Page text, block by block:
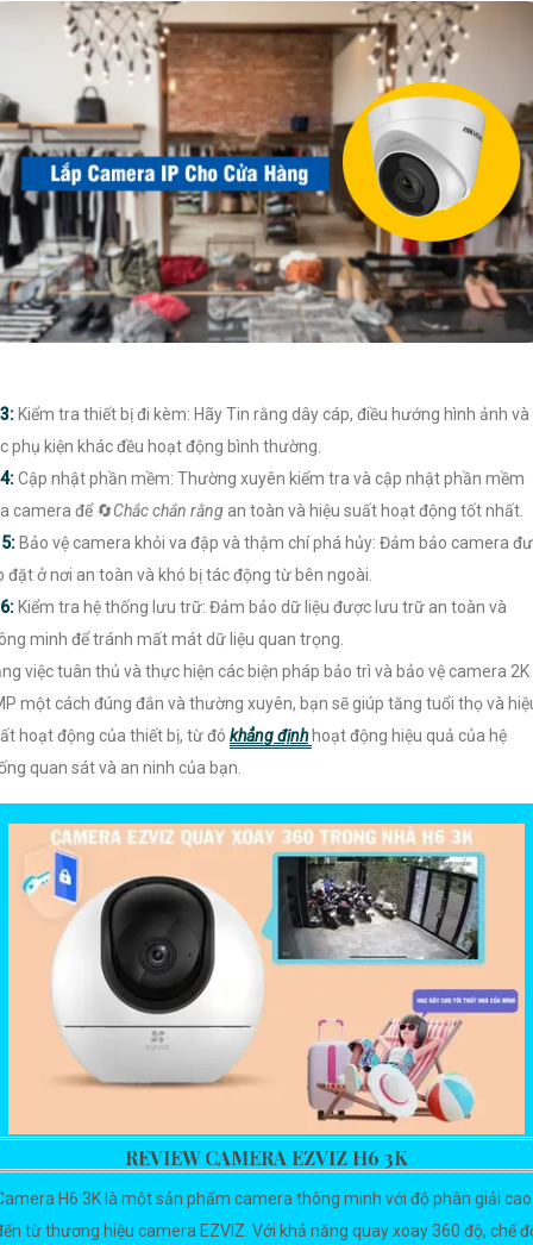
3: Kiểm tra thiết bị đi kèm: Hãy Tin rằng dây cáp, điều hướng hình ảnh và
phụ kiện khác đều hoạt động bình thường.
4:Cập nhật phần mềm: Thường xuyên kiểm tra và cập nhật phần mềm
camera để 🔄Chắc chắn rằng an toàn và hiệu suất hoạt động tốt nhất.
5: Bảo vệ camera khỏi va đập và thậm chí phá hủy: Đảm bảo camera
đặt ở nơi an toàn và khó bị tác động từ bên ngoài.
6: Kiểm tra hệ thống lưu trữ: Đảm bảo dữ liệu được lưu trữ an toàn và
minh để tránh mất mát dữ liệu quan trọng.
việc tuân thủ và thực hiện các biện pháp bảo trì và bảo vệ camera 2K
một cách đúng đắn và thường xuyên, bạn sẽ giúp tăng tuổi thọ và
hoạt động của thiết bị, từ đó khẳng định hoạt động hiệu quả của hệ
quan sát và an ninh của bạn.
REVIEW CAMERA EZVIZ H6 3K
H6 3K là một sản phẩm camera thông minh với độ phân giải cao
từ thương hiệu camera EZVIZ. Với khả năng quay xoay 360 độ, chế